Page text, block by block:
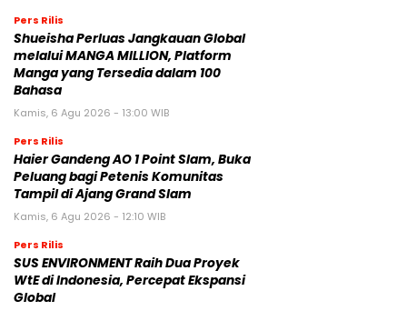
Pers Rilis
Shueisha Perluas Jangkauan Global
melalui MANGA MILLION, Platform
Manga yang Tersedia dalam 100
Bahasa
Kamis, 6 Agu 2026 - 13:00 WIB
Pers Rilis
Haier Gandeng AO 1 Point Slam, Buka
Peluang bagi Petenis Komunitas
Tampil di Ajang Grand Slam
Kamis, 6 Agu 2026 - 12:10 WIB
Pers Rilis
SUS ENVIRONMENT Raih Dua Proyek
WtE di Indonesia, Percepat Ekspansi
Global